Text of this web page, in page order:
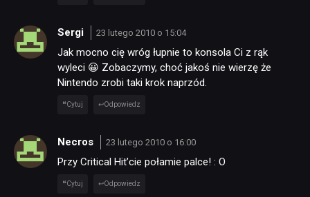
DYSKUSJE
JUŻ GRALIŚMY
SKLEP
Sergi 23 lutego 2010 o 15:04
Jak mocno cię wróg łupnie to konsola Ci z rąk
wyleci 😀 Zobaczymy, choć jakoś nie wierzę że
Nintendo zrobi taki krok naprzód.
Cytuj Odpowiedz
Necros 23 lutego 2010 o 16:00
Przy Critical Hit’cie połamie palce! : O
Cytuj Odpowiedz